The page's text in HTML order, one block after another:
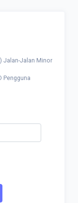
Jalan-Jalan Minor
Pengguna